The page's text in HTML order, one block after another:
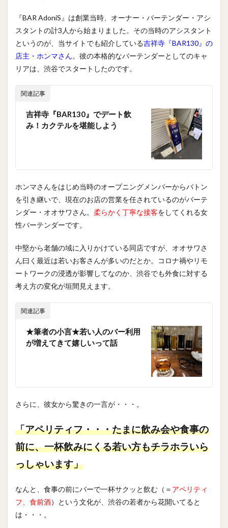
『BAR AdoniS』は創業当時、オーナー・バーテンダー・アシ
スタントの計3人から始まりました。その当時のアシスタント
というのが、当サイトでも紹介している吉祥寺『BAR130』の
店主・ホンマさん。彼の本格的なバーテンダーとしてのキャ
リアは、渋谷でスタートしたのです。
関連記事
吉祥寺『BAR130』でデート飲
み！カクテルを堪能しよう
ホンマさんをはじめ当時のオープニングメンバーからバトン
を引き継いで、現在のお店の営業を任されているのがバーテ
ンダー・オオサワさん。 柔らかく丁寧な接客をしてくれる女
性バーテンダーです。
中堅から老舗の域に入りかけている同店ですが、オオサワさ
ん曰く最近は若いお客さんが多いのだとか。コロナ禍やリモ
ートワークの浸透が影響してなのか、渋谷でも外食に対する
考え方の変化が垣間見えます。
関連記事
★筆者の小言★若い人のバー利用
が増えてきて嬉しいって話
さらに、彼女から驚きの一言が・・・。
「アペリティフ・・・たまに飲み会や食事の
前に、一杯飲みにくる若い方もチラホラいら
っしゃいます」
なんと、食事の前にバーで一杯サクッと飲む（＝ アペリティ
フ、食前酒）という文化が、渋谷の若者から花開いてると
は・・・。